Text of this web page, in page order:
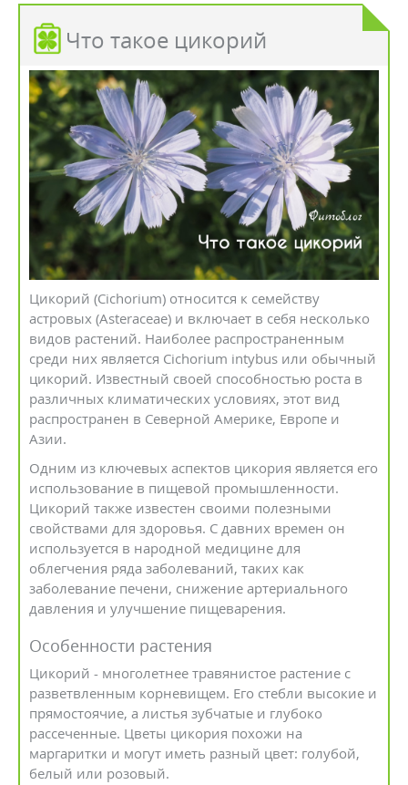
Что такое цикорий
Цикорий (Cichorium) относится к семейству
астровых (Asteraceae) и включает в себя несколько
видов растений. Наиболее распространенным
среди них является Cichorium intybus или обычный
цикорий. Известный своей способностью роста в
различных климатических условиях, этот вид
распространен в Северной Америке, Европе и
Азии.
Одним из ключевых аспектов цикория является его
использование в пищевой промышленности.
Цикорий также известен своими полезными
свойствами для здоровья. С давних времен он
используется в народной медицине для
облегчения ряда заболеваний, таких как
заболевание печени, снижение артериального
давления и улучшение пищеварения.
Особенности растения
Цикорий - многолетнее травянистое растение с
разветвленным корневищем. Его стебли высокие и
прямостоячие, а листья зубчатые и глубоко
рассеченные. Цветы цикория похожи на
маргаритки и могут иметь разный цвет: голубой,
белый или розовый.